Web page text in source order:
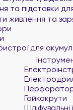
для
Гайкокрути
Шліфувальні